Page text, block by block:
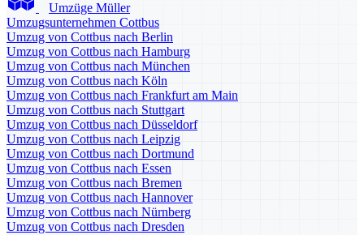
Umzüge Müller
Umzugsunternehmen Cottbus
Umzug von Cottbus nach Berlin
Umzug von Cottbus nach Hamburg
Umzug von Cottbus nach München
Umzug von Cottbus nach Köln
Umzug von Cottbus nach Frankfurt am Main
Umzug von Cottbus nach Stuttgart
Umzug von Cottbus nach Düsseldorf
Umzug von Cottbus nach Leipzig
Umzug von Cottbus nach Dortmund
Umzug von Cottbus nach Essen
Umzug von Cottbus nach Bremen
Umzug von Cottbus nach Hannover
Umzug von Cottbus nach Nürnberg
Umzug von Cottbus nach Dresden